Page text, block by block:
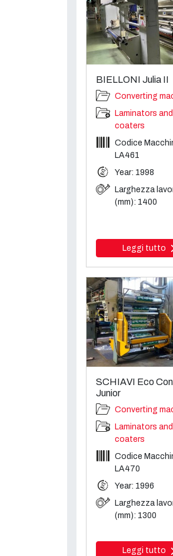
BIELLONI Julia II
Converting
Laminators and
coaters
Codice
LA461
Year: 1998
Larghezza
(mm): 1400
Leggi tutto
SCHIAVI Eco
Junior
Converting
Laminators and
coaters
Codice
LA470
Year: 1996
Larghezza
(mm): 1300
Leggi tutto